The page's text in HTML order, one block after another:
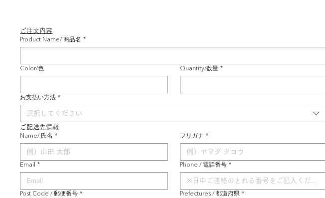
ご注文内容
Product Name/ 商品名 *
Color/色 Quantity/数量 *
お支払い方法 *
選択してください
ご配送先情報
Name/ 氏名 * フリガナ *
Email * Phone / 電話番号 *
Post Code / 郵便番号 * Prefectures / 都道府県 *